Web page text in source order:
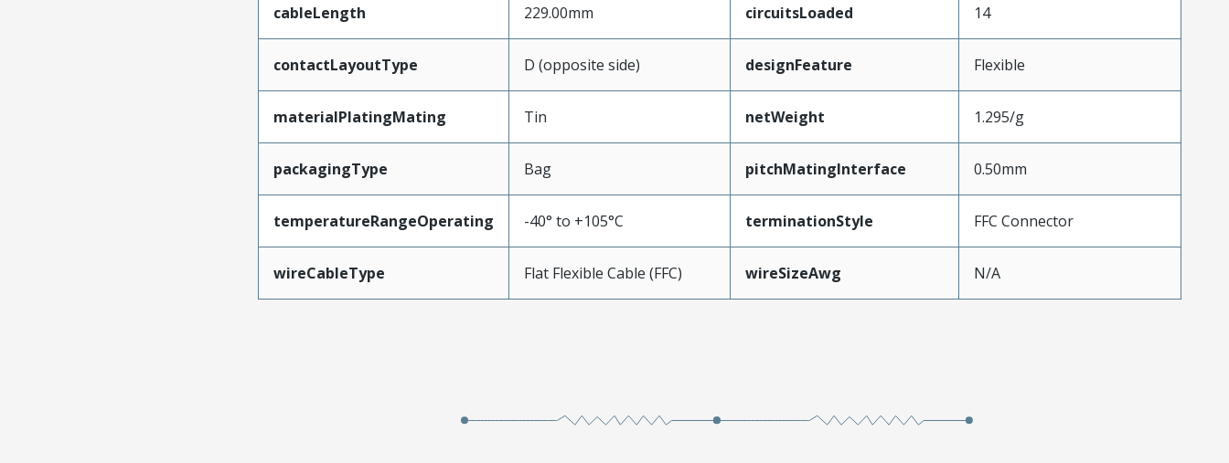
cableLength 229.00mm circuitsLoaded 14
contactLayoutType D (opposite side) designFeature Flexible
materialPlatingMating Tin netWeight 1.295/g
packagingType Bag pitchMatingInterface 0.50mm
temperatureRangeOperating -40° to +105°C terminationStyle FFC Connector
wireCableType Flat Flexible Cable (FFC) wireSizeAwg N/A